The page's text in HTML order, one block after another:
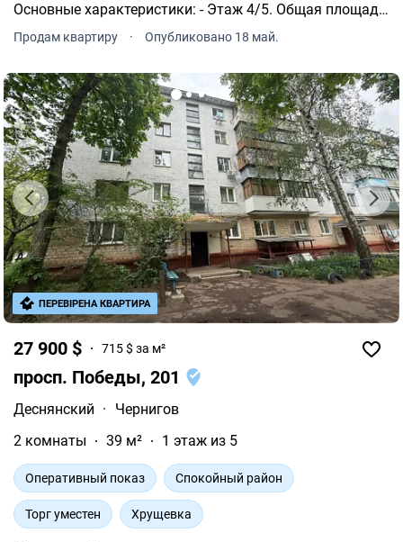
Основные характеристики: - Этаж 4/5. Общая площадь
раздельные по 13 м². Балкон.
Продам квартиру · Опубликовано 18 май.
27 900 $ 715 $ за м²
просп. Победы, 201
Деснянский ·
Чернигов
2 комнаты
39 м² 1 этаж из 5
Оперативный показ Спокойный район
Торг уместен Хрущевка
ПЕРЕВІРЕНА КВАРТИРА